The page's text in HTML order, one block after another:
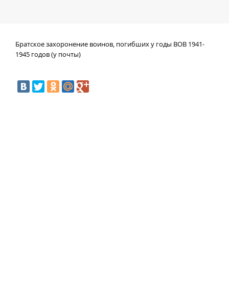
Братское захоронение воинов, погибших у годы ВОВ 1941-
1945 годов (у почты)